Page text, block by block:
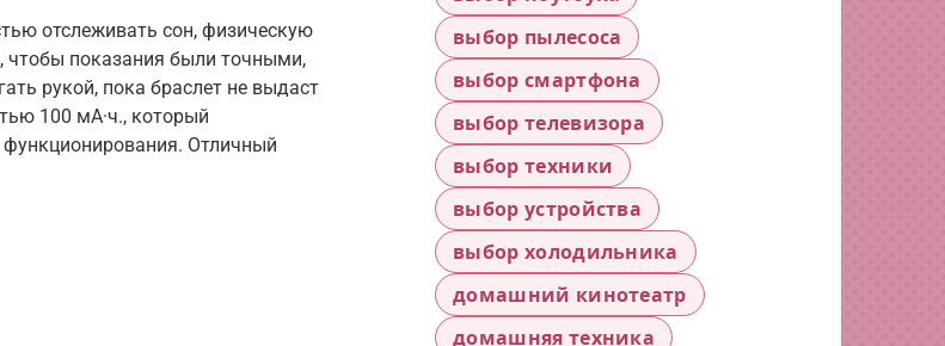
отслеживать сон, физическую
чтобы показания были точными,
рукой, пока браслет не выдаст
100 мА·ч., который
Отличный
выбор пылесоса
выбор смартфона
выбор телевизора
выбор техники
выбор устройства
выбор холодильника
домашний кинотеатр
домашняя техника